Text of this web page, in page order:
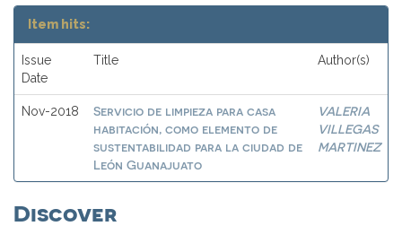
Item hits:
Issue
Date
Title Author(s)
Nov-2018
Servicio de limpieza para casa
habitación, como elemento de
sustentabilidad para la ciudad de
León Guanajuato
VALERIA
VILLEGAS
MARTINEZ
Discover